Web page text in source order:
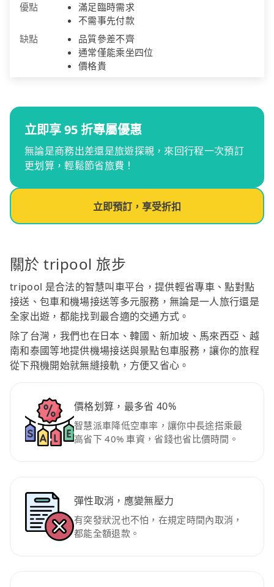
優點
滿足臨時需求
不需事先付款
缺點
品質參差不齊
通常僅能乘坐四位
價格貴
立即享 95 折專屬優惠
無論是商務出差還是旅遊探親，來回行程一次預訂
更划算，輕鬆節省旅費！
立即預訂，享受折扣
關於 tripool 旅步
tripool 是合法的智慧叫車平台，提供輕省專車、點對點
接送、包車和機場接送等多元服務，無論是一人旅行還是
全家出遊，都能找到最合適的交通方式。
除了台灣，我們也在日本、韓國、新加坡、馬來西亞、越
南和泰國等地提供機場接送與景點包車服務，讓你的旅程
從下飛機開始就無縫接軌，方便又省心。
價格划算，最多省 40%
智慧派車降低空車率，讓你中長途搭乘最
高省下 40% 車資，省錢也省比價時間。
彈性取消，應變無壓力
有突發狀況也不怕，在規定時間內取消，
都能全額退款。